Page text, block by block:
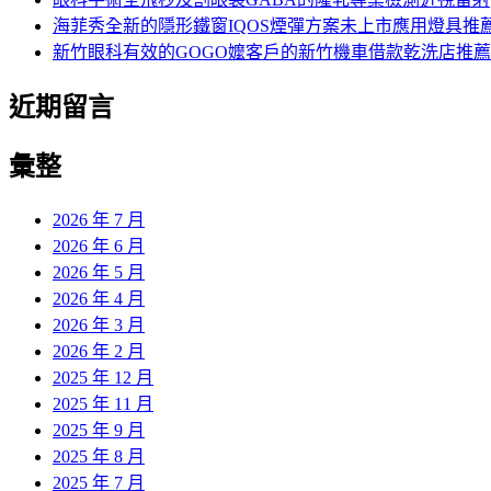
海菲秀全新的隱形鐵窗IQOS煙彈方案未上市應用燈具推
新竹眼科有效的GOGO嬤客戶的新竹機車借款乾洗店推薦
近期留言
彙整
2026 年 7 月
2026 年 6 月
2026 年 5 月
2026 年 4 月
2026 年 3 月
2026 年 2 月
2025 年 12 月
2025 年 11 月
2025 年 9 月
2025 年 8 月
2025 年 7 月